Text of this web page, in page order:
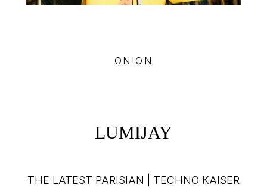
ONION
LUMIJAY
THE LATEST PARISIAN | TECHNO KAISER